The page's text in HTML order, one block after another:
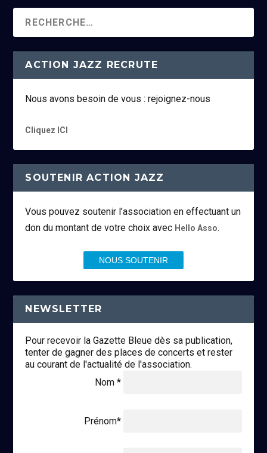
ACTION JAZZ RECRUTE
Nous avons besoin de vous : rejoignez-nous
Cliquez ICI
SOUTENIR ACTION JAZZ
Vous pouvez soutenir l’association en effectuant un
don du montant de votre choix avec Hello Asso.
NOUS SOUTENIR
NEWSLETTER
Pour recevoir la Gazette Bleue dès sa publication,
tenter de gagner des places de concerts et rester
au courant de l'actualité de l'association.
Nom *
Prénom*